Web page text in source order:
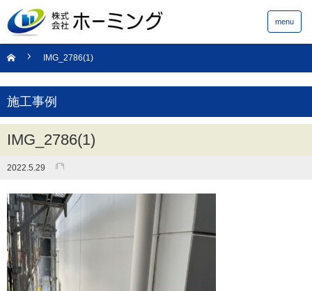
menu
IMG_2786(1)
施工事例
IMG_2786(1)
2022.5.29